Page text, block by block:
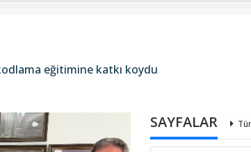
eğitimine katkı koydu
SAYFALAR